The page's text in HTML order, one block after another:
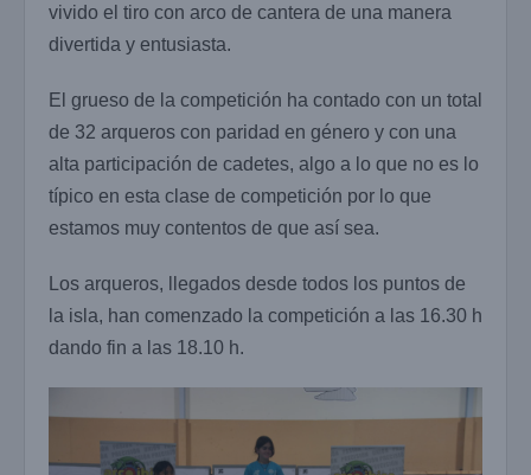
vivido el tiro con arco de cantera de una manera
divertida y entusiasta.
El grueso de la competición ha contado con un total
de 32 arqueros con paridad en género y con una
alta participación de cadetes, algo a lo que no es lo
típico en esta clase de competición por lo que
estamos muy contentos de que así sea.
Los arqueros, llegados desde todos los puntos de
la isla, han comenzado la competición a las 16.30 h
dando fin a las 18.10 h.